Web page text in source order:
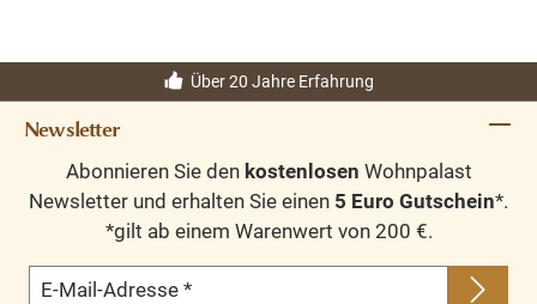
Über 20 Jahre Erfahrung
Newsletter
Abonnieren Sie den kostenlosen Wohnpalast
Newsletter und erhalten Sie einen 5 Euro Gutschein*.
*gilt ab einem Warenwert von 200 €.
E-Mail-Adresse *